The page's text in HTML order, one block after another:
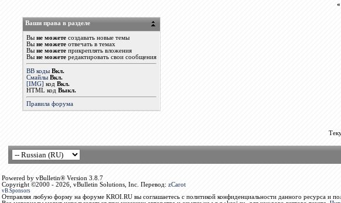
«
Ваши права в разделе
Выне можете создавать новые темы
Выне можете отвечать в темах
Выне можете прикреплять вложения
Выне можете редактировать свои сообщения
BB коды Вкл.
Смайлы Вкл.
[IMG] кодВкл.
HTML кодВыкл.
Правила форума
Powered by vBulletin® Version 3.8.7
Copyright ©2000 - 2026, vBulletin Solutions, Inc. Перевод: zCarot
vB.Sponsors
Отправляя любую форму на форуме KROI.RU вы соглашаетесь с политикой конфиденциальности данного ресурса и